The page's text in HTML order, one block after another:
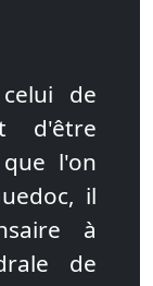
de
d'être
l'on
il
à
de